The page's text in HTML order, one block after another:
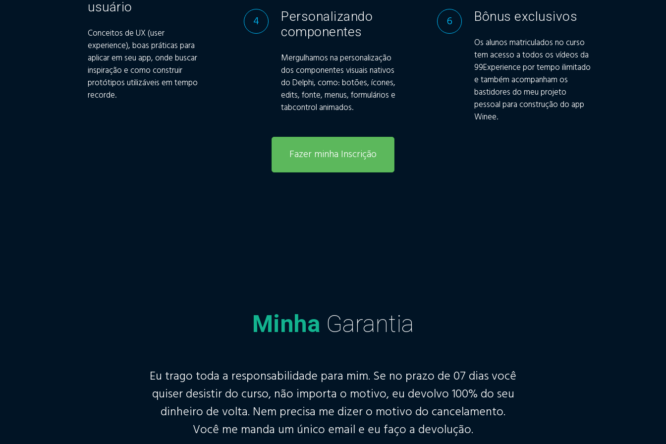
usuário
Conceitos de UX (user
experience), boas práticas para
aplicar em seu app, onde buscar
inspiração e como construir
protótipos utilizáveis em tempo
recorde.
4
Personalizando
componentes
Mergulhamos na personalização
dos componentes visuais nativos
do Delphi, como: botões, ícones,
edits, fonte, menus, formulários e
tabcontrol animados.
6 Bônus exclusivos
Os alunos matriculados no curso
tem acesso a todos os vídeos da
99Experience por tempo ilimitado
e também acompanham os
bastidores do meu projeto
pessoal para construção do app
Winee.
Fazer minha Inscrição
Minha Garantia
Eu trago toda a responsabilidade para mim. Se no prazo de 07 dias você
quiser desistir do curso, não importa o motivo, eu devolvo 100% do seu
dinheiro de volta. Nem precisa me dizer o motivo do cancelamento.
Você me manda um único email e eu faço a devolução.